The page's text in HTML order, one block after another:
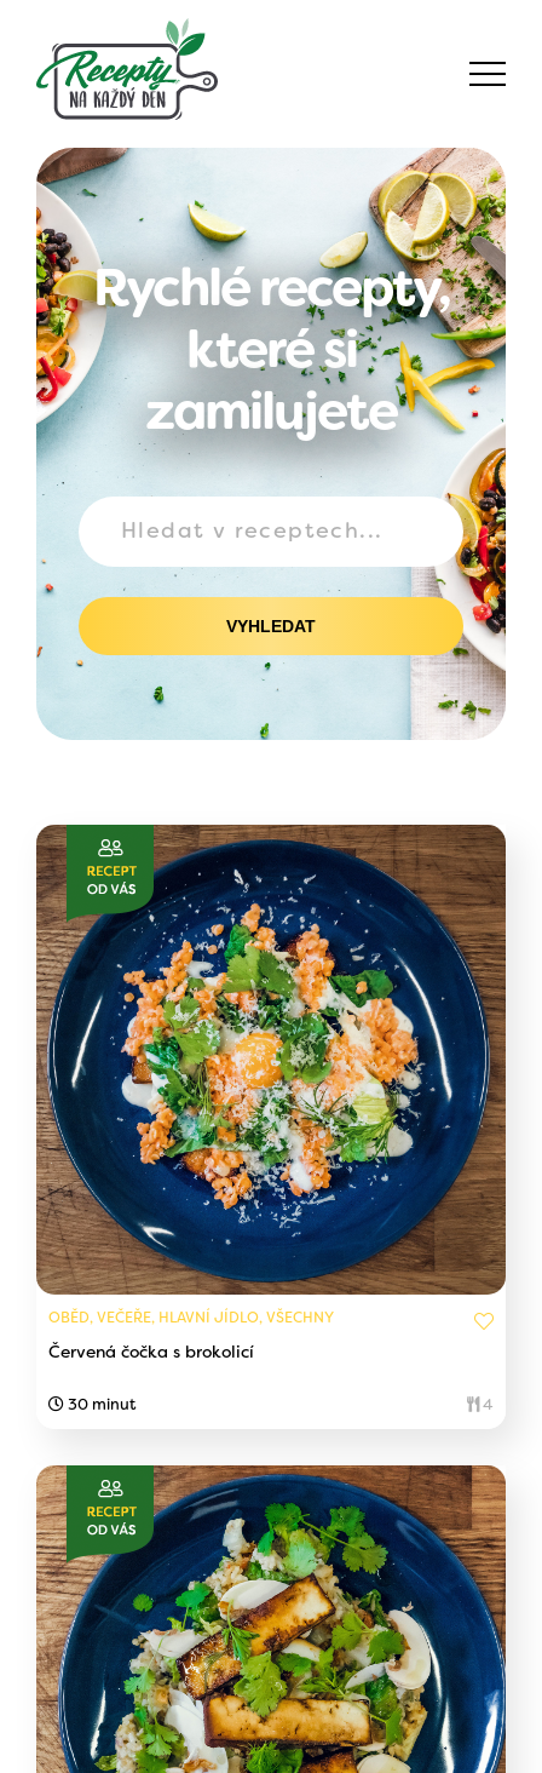
Rychlé recepty,
které si
zamilujete
VYHLEDAT
OBĚD, VEČEŘE, HLAVNÍ JÍDLO, VŠECHNY
Červená čočka s brokolicí
30 minut 4